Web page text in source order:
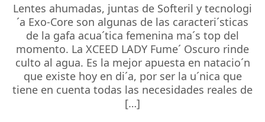
Lentes ahumadas, juntas de Softeril y tecnologi
´a Exo-Core son algunas de las caracteri´sticas
de la gafa acua´tica femenina ma´s top del
momento. La XCEED LADY Fume´ Oscuro rinde
culto al agua. Es la mejor apuesta en natacio´n
que existe hoy en di´a, por ser la u´nica que
tiene en cuenta todas las necesidades reales de
[…]